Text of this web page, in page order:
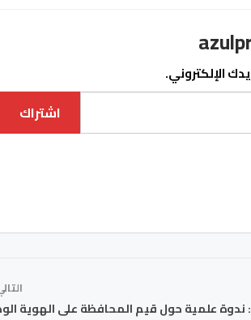
الإلكتروني.
اشتراك
ندوة علمية حول قيم المحافظة على الهوية